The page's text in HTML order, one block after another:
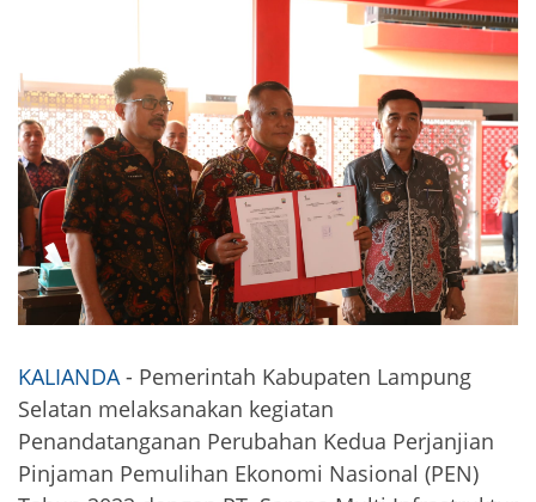
KALIANDA- Pemerintah Kabupaten Lampung
Selatan melaksanakan kegiatan
Penandatanganan Perubahan Kedua Perjanjian
Pinjaman Pemulihan Ekonomi Nasional (PEN)